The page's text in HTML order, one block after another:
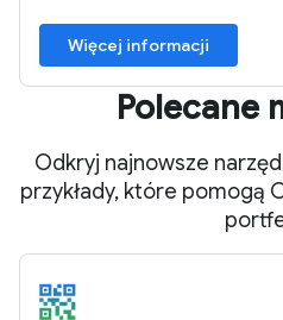
Więcej informacji
Polecane
Odkryj najnowsze
przykłady, które pomogą